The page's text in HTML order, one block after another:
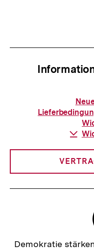
Zur
Demokratie